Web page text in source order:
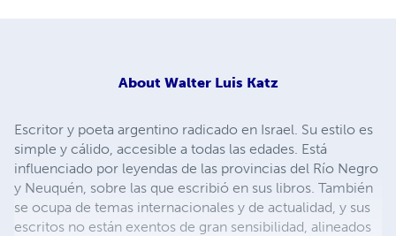
About Walter Luis Katz
Escritor y poeta argentino radicado en Israel. Su estilo es
simple y cálido, accesible a todas las edades. Está
influenciado por leyendas de las provincias del Río Negro
y Neuquén, sobre las que escribió en sus libros. También
se ocupa de temas internacionales y de actualidad, y sus
escritos no están exentos de gran sensibilidad, alineados